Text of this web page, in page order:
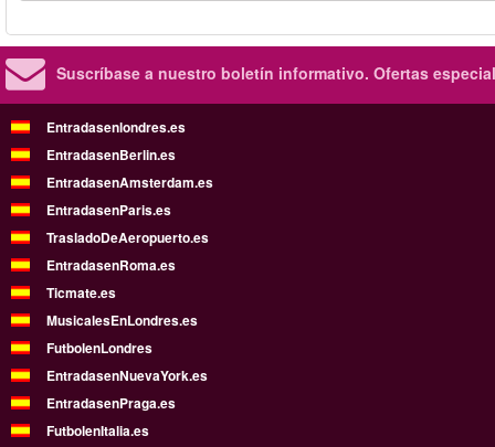
Suscríbase a nuestro boletín informativo. Ofertas
Entradasenlondres.es
EntradasenBerlin.es
EntradasenAmsterdam.es
EntradasenParis.es
TrasladoDeAeropuerto.es
EntradasenRoma.es
Ticmate.es
MusicalesEnLondres.es
FutbolenLondres
EntradasenNuevaYork.es
EntradasenPraga.es
FutbolenItalia.es